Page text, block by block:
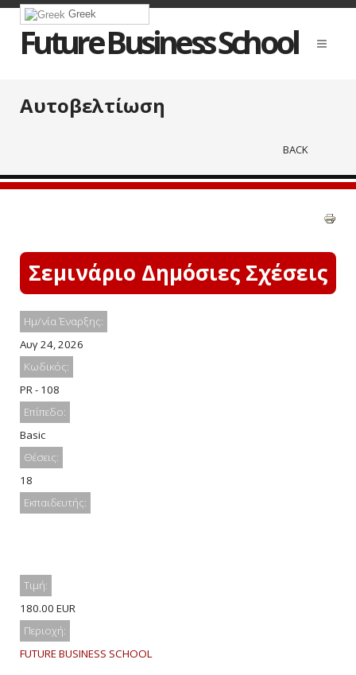
Greek
Future Business School
Αυτοβελτίωση
BACK
Σεμινάριο Δημόσιες Σχέσεις
Ημ/νία Έναρξης:
Αυγ 24, 2026
Κωδικός:
PR - 108
Επίπεδο:
Basic
Θέσεις:
18
Εκπαιδευτής:
Τιμή:
180.00 EUR
Περιοχή:
FUTURE BUSINESS SCHOOL